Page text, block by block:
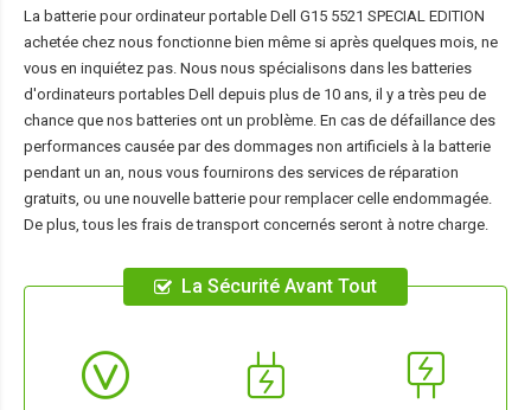
La batterie pour ordinateur portable Dell G15 5521 SPECIAL EDITION
achetée chez nous fonctionne bien même si après quelques mois, ne
vous en inquiétez pas. Nous nous spécialisons dans les batteries
d'ordinateurs portables Dell depuis plus de 10 ans, il y a très peu de
chance que nos batteries ont un problème. En cas de défaillance des
performances causée par des dommages non artificiels à la batterie
pendant un an, nous vous fournirons des services de réparation
gratuits, ou une nouvelle batterie pour remplacer celle endommagée.
De plus, tous les frais de transport concernés seront à notre charge.
La Sécurité Avant Tout